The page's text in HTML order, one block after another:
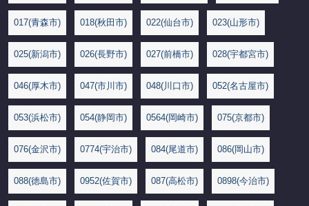
017(青森市) 018(秋田市) 022(仙台市) 023(山形市)
025(新潟市) 026(長野市) 027(前橋市) 028(宇都宮市)
046(厚木市) 047(市川市) 048(川口市) 052(名古屋市)
053(浜松市) 054(静岡市) 0564(岡崎市) 075(京都市)
076(金沢市) 0774(宇治市) 084(尾道市) 086(岡山市)
088(徳島市) 0952(佐賀市) 087(高松市) 0898(今治市)